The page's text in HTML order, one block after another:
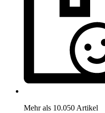
Mehr als 10.050 Artikel